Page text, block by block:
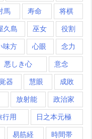
馬 寿命 将棋
久島 巫女 役割
味方 心眼 念力
悪しき心 意念
器 慧眼 成敗
放射能 政治家
行用 日之本元極
易筋経 時間帯